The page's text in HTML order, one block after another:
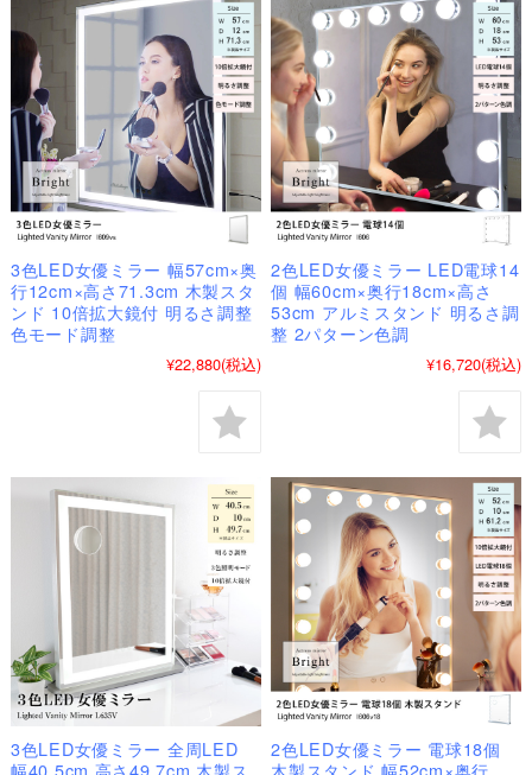
3色LED女優ミラー 幅57cm×奥
行12cm×高さ71.3cm 木製スタ
ンド 10倍拡大鏡付 明るさ調整
色モード調整
¥22,880(税込)
2色LED女優ミラー LED電球14
個 幅60cm×奥行18cm×高さ
53cm アルミスタンド 明るさ調
整 2パターン色調
¥16,720(税込)
3色LED女優ミラー 全周LED
2色LED女優ミラー 電球18個